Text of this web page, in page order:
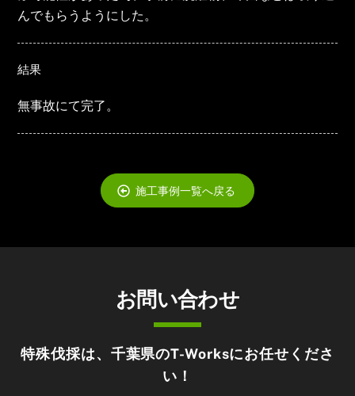
んでもらうようにした。
結果
無事故にて完了。
施工事例一覧へ戻る
お問い合わせ
特殊伐採は、千葉県のT-Worksにお任せくださ
い！